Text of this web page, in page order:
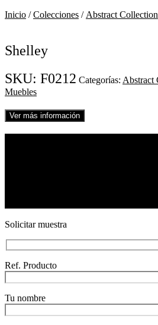
Inicio /Colecciones / Abstract Collection
Shelley
SKU: F0212 Categorías: Abstract
Muebles
Ver más información
Solicitar muestra
Ref. Producto
Tu nombre